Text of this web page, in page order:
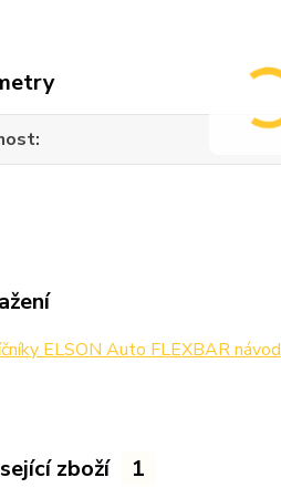
ELSON Auto FLEXBAR návod
zboží 1